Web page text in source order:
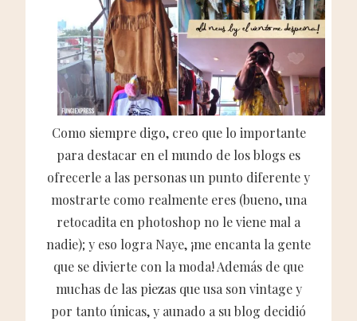
Como siempre digo, creo que lo importante
para destacar en el mundo de los blogs es
ofrecerle a las personas un punto diferente y
mostrarte como realmente eres (bueno, una
retocadita en photoshop no le viene mal a
nadie); y eso logra Naye, ¡me encanta la gente
que se divierte con la moda! Además de que
muchas de las piezas que usa son vintage y
por tanto únicas, y aunado a su blog decidió